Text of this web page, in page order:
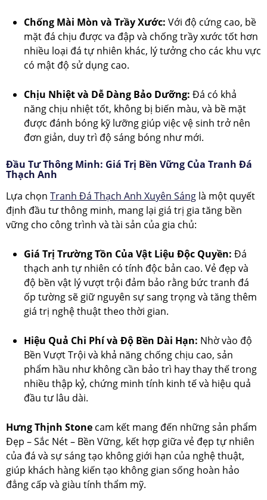
Chống Mài Mòn và Trầy Xước: Với độ cứng cao, bề
mặt đá chịu được va đập và chống trầy xước tốt hơn
nhiều loại đá tự nhiên khác, lý tưởng cho các khu vực
có mật độ sử dụng cao.
Chịu Nhiệt và Dễ Dàng Bảo Dưỡng: Đá có khả
năng chịu nhiệt tốt, không bị biến màu, và bề mặt
được đánh bóng kỹ lưỡng giúp việc vệ sinh trở nên
đơn giản, duy trì độ sáng bóng như mới.
Đầu Tư Thông Minh: Giá Trị Bền Vững Của Tranh Đá
Thạch Anh
Lựa chọn Tranh Đá Thạch Anh Xuyên Sáng là một quyết
định đầu tư thông minh, mang lại giá trị gia tăng bền
vững cho công trình và tài sản của gia chủ:
Giá Trị Trường Tồn Của Vật Liệu Độc Quyền: Đá
thạch anh tự nhiên có tính độc bản cao. Vẻ đẹp và
độ bền vật lý vượt trội đảm bảo rằng bức tranh đá
ốp tường sẽ giữ nguyên sự sang trọng và tăng thêm
giá trị nghệ thuật theo thời gian.
Hiệu Quả Chi Phí và Độ Bền Dài Hạn: Nhờ vào độ
Bền Vượt Trội và khả năng chống chịu cao, sản
phẩm hầu như không cần bảo trì hay thay thế trong
nhiều thập kỷ, chứng minh tính kinh tế và hiệu quả
đầu tư lâu dài.
Hưng Thịnh Stone cam kết mang đến những sản phẩm
Đẹp – Sắc Nét – Bền Vững, kết hợp giữa vẻ đẹp tự nhiên
của đá và sự sáng tạo không giới hạn của nghệ thuật,
giúp khách hàng kiến tạo không gian sống hoàn hảo
đẳng cấp và giàu tính thẩm mỹ.